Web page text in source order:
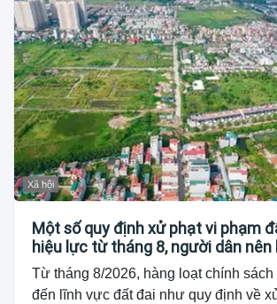
Xã hội
Một số quy định xử phạt vi phạm
hiệu lực từ tháng 8, người dân nên
Từ tháng 8/2026, hàng loạt chính
đến lĩnh vực đất đai như quy định về